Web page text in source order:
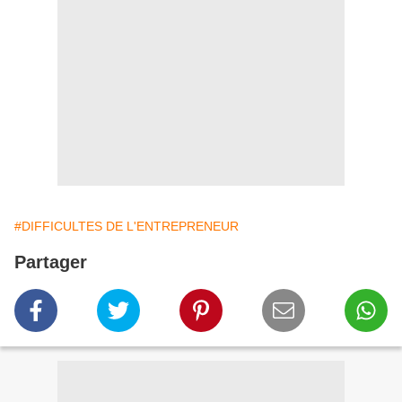
#DIFFICULTES DE L'ENTREPRENEUR
Partager